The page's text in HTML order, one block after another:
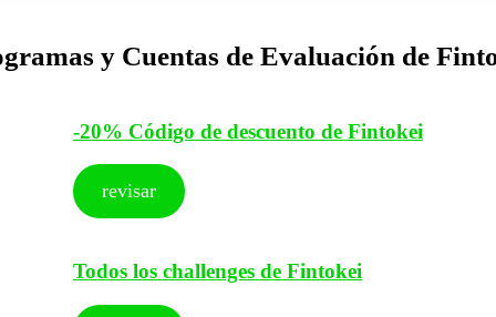
y Cuentas de Evaluación de
-20% Código de descuento de Fintokei
revisar
Todos los challenges de Fintokei